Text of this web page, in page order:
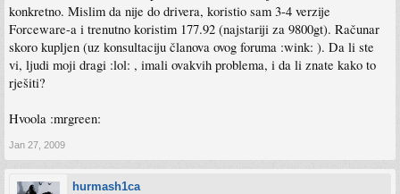
konkretno. Mislim da nije do drivera, koristio sam 3-4 verzije
Forceware-a i trenutno koristim 177.92 (najstariji za 9800gt). Računar
skoro kupljen (uz konsultaciju članova ovog foruma :wink: ). Da li ste
vi, ljudi moji dragi :lol: , imali ovakvih problema, i da li znate kako to
rješiti?
Hvoola :mrgreen:
Jan 27, 2009
hurmash1ca